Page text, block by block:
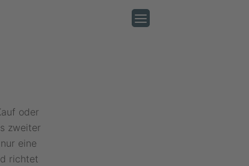
oder
zweiter
eine
richtet